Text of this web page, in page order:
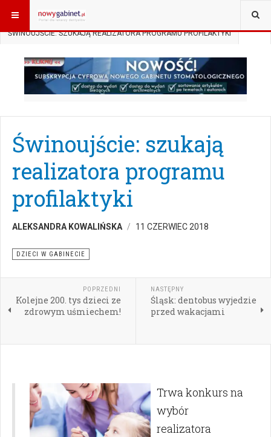
JESTEŚ TUTAJ: START
ŚWINOUJŚCIE: SZUKAJĄ REALIZATORA PROGRAMU PROFILAKTYKI
Świnoujście: szukają
realizatora programu
profilaktyki
ALEKSANDRA KOWALIŃSKA 11 CZERWIEC 2018
DZIECI W GABINECIE
POPRZEDNI
Kolejne 200. tys dzieci ze
zdrowym uśmiechem!
NASTĘPNY
Śląsk: dentobus wyjedzie
przed wakacjami
Trwa konkurs na
wybór
realizatora